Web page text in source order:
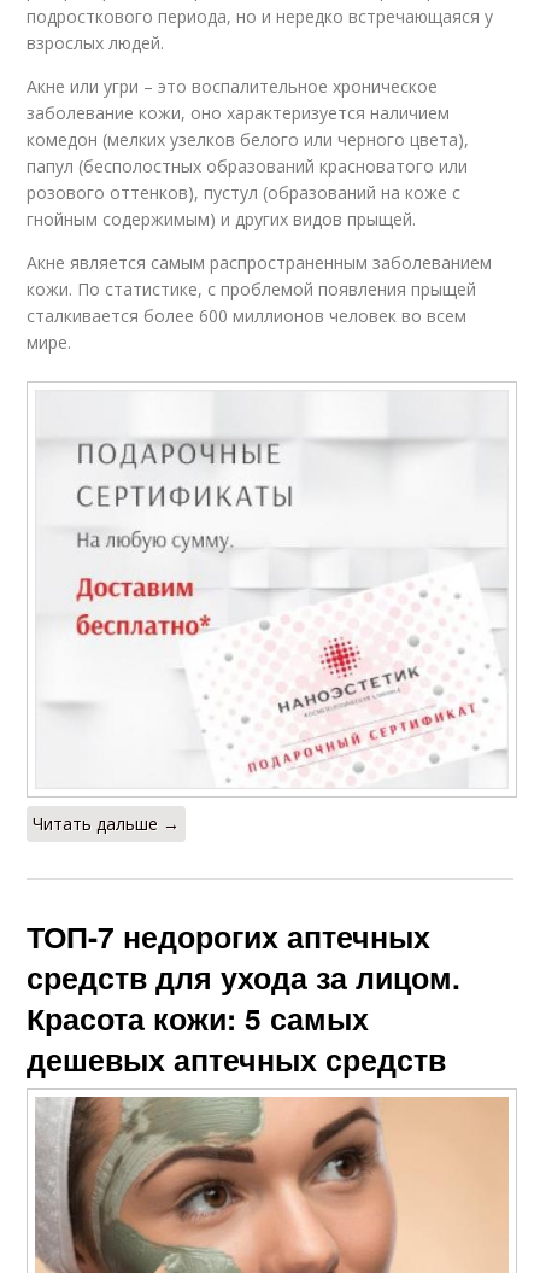
подросткового периода, но и нередко встречающаяся у
взрослых людей.
Акне или угри – это воспалительное хроническое
заболевание кожи, оно характеризуется наличием
комедон (мелких узелков белого или черного цвета),
папул (бесполостных образований красноватого или
розового оттенков), пустул (образований на коже с
гнойным содержимым) и других видов прыщей.
Акне является самым распространенным заболеванием
кожи. По статистике, с проблемой появления прыщей
сталкивается более 600 миллионов человек во всем
мире.
Читать дальше →
ТОП-7 недорогих аптечных
средств для ухода за лицом.
Красота кожи: 5 самых
дешевых аптечных средств